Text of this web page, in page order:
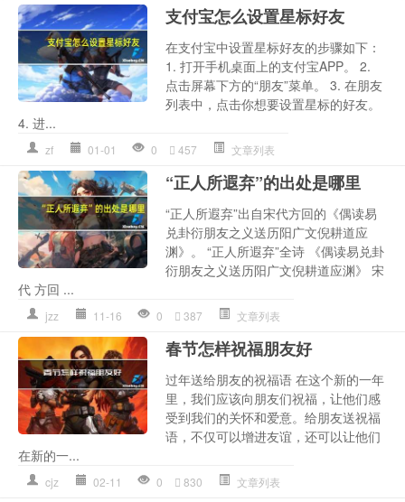
支付宝怎么设置星标好友
在支付宝中设置星标好友的步骤如下：
1. 打开手机桌面上的支付宝APP。 2.
点击屏幕下方的“朋友”菜单。 3. 在朋友
列表中，点击你想要设置星标的好友。
4. 进...
zf 01-01 0 457 文章列表
“正人所遐弃”的出处是哪里
“正人所遐弃”出自宋代方回的《偶读易
兑卦衍朋友之义送历阳广文倪耕道应
渊》。 “正人所遐弃”全诗 《偶读易兑卦
衍朋友之义送历阳广文倪耕道应渊》 宋
代 方回 ...
jzz 11-16 0 387 文章列表
春节怎样祝福朋友好
过年送给朋友的祝福语 在这个新的一年
里，我们应该向朋友们祝福，让他们感
受到我们的关怀和爱意。给朋友送祝福
语，不仅可以增进友谊，还可以让他们
在新的一...
cjz 02-11 0 830 文章列表